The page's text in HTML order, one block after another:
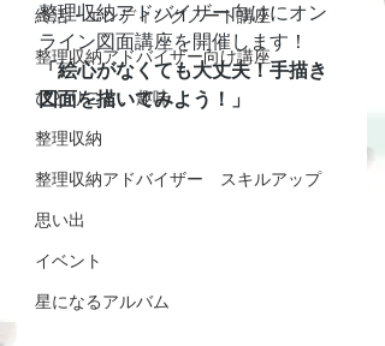
終活・エンディングノート講座
整理収納アドバイザー向け講座
ひとりごと、趣味
整理収納
整理収納アドバイザー スキルアップ
思い出
イベント
星になるアルバム
整理収納アドバイザー向けにオン
ライン図面講座を開催します！
「絵心がなくても大丈夫！手描き
図面を描いてみよう！」